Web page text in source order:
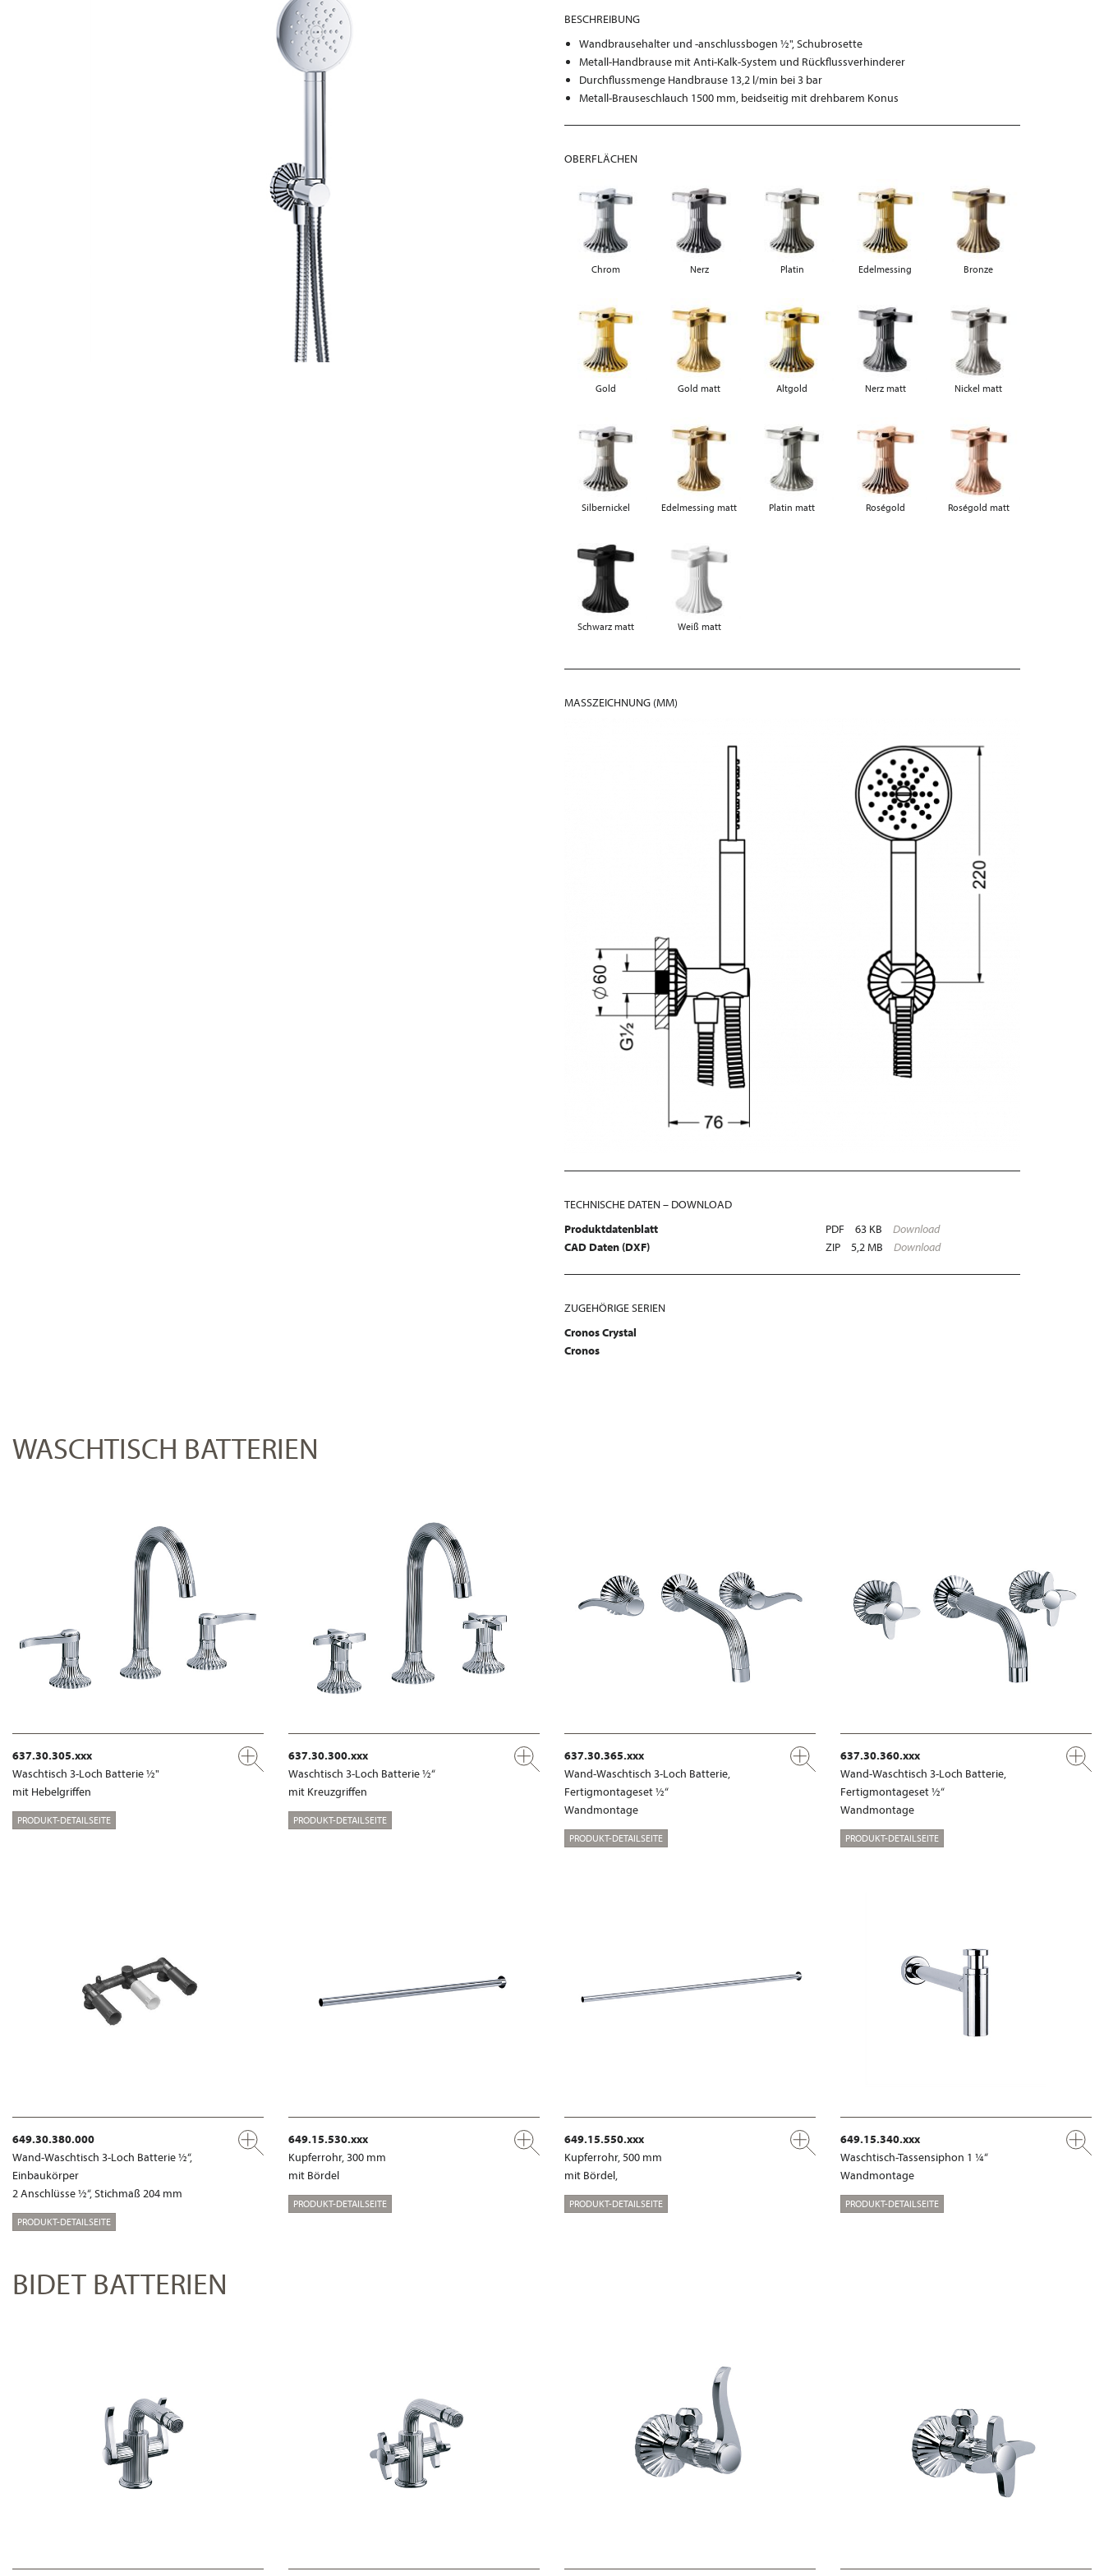
BESCHREIBUNG
Wandbrausehalter und -anschlussbogen ½", Schubrosette
Metall-Handbrause mit Anti-Kalk-System und Rückflussverhinderer
Durchflussmenge Handbrause 13,2 l/min bei 3 bar
Metall-Brauseschlauch 1500 mm, beidseitig mit drehbarem Konus
OBERFLÄCHEN
Chrom Nerz Platin Edelmessing Bronze
Gold Gold matt Altgold Nerz matt Nickel matt
Silbernickel Edelmessing matt Platin matt Roségold Roségold matt
Schwarz matt Weiß matt
MASSZEICHNUNG (MM)
TECHNISCHE DATEN – DOWNLOAD
Produktdatenblatt
PDF 63 KB
Download
CAD Daten (DXF)
ZIP 5,2 MB Download
ZUGEHÖRIGE SERIEN
Cronos Crystal
Cronos
WASCHTISCH BATTERIEN
637.30.305.xxx
Waschtisch 3-Loch Batterie ½"
mit Hebelgriffen
PRODUKT-DETAILSEITE
637.30.300.xxx
Waschtisch 3-Loch Batterie ½“
mit Kreuzgriffen
PRODUKT-DETAILSEITE
637.30.365.xxx
Wand-Waschtisch 3-Loch Batterie,
Fertigmontageset ½“
Wandmontage
PRODUKT-DETAILSEITE
637.30.360.xxx
Wand-Waschtisch 3-Loch Batterie,
Fertigmontageset ½“
Wandmontage
PRODUKT-DETAILSEITE
649.30.380.000
Wand-Waschtisch 3-Loch Batterie ½“,
Einbaukörper
2 Anschlüsse ½“, Stichmaß 204 mm
PRODUKT-DETAILSEITE
649.15.530.xxx
Kupferrohr, 300 mm
mit Bördel
PRODUKT-DETAILSEITE
649.15.550.xxx
Kupferrohr, 500 mm
mit Bördel,
PRODUKT-DETAILSEITE
649.15.340.xxx
Waschtisch-Tassensiphon 1 ¼“
Wandmontage
PRODUKT-DETAILSEITE
BIDET BATTERIEN